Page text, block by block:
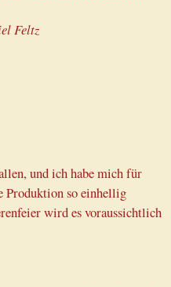
Feltz
und ich habe mich für
Produktion so einhellig
wird es voraussichtlich